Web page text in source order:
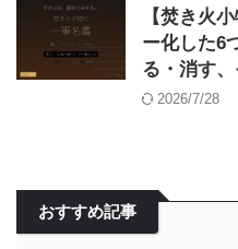
【焚き火
ー化した6
る・消す
2026/7/28
おすすめ記事